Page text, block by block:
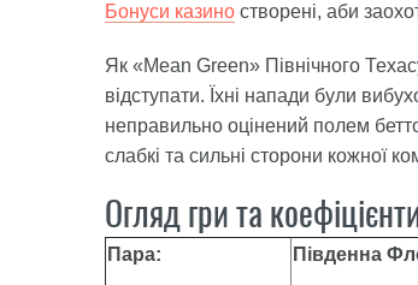
Бонуси казино створені, аби
Як «Mean Green» Північного
відступати. Їхні напади були
неправильно оцінений полем
слабкі та сильні сторони кожної
Огляд гри та
Пара: Південна